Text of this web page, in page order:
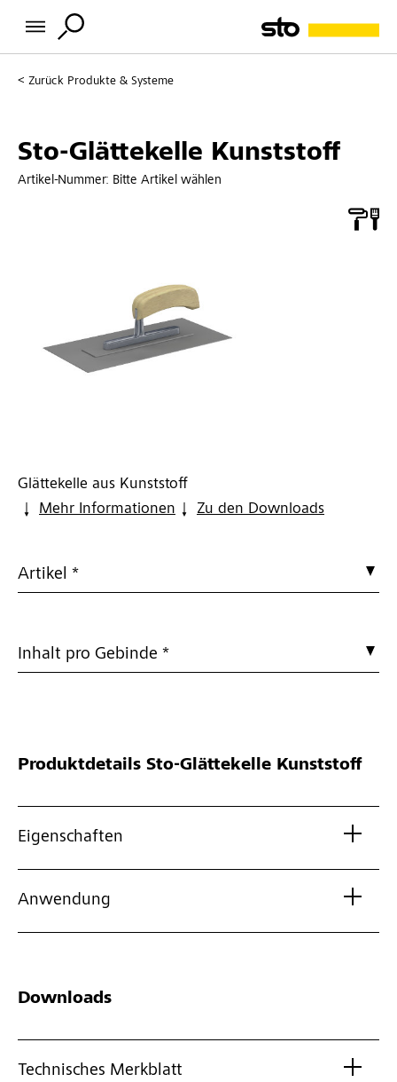
Zurück Produkte & Systeme
Sto-Glättekelle Kunststoff
Artikel-Nummer: Bitte Artikel wählen
Glättekelle aus Kunststoff
Mehr Informationen
Zu den Downloads
Artikel *
Inhalt pro Gebinde *
Produktdetails Sto-Glättekelle Kunststoff
Eigenschaften
Anwendung
Downloads
Technisches Merkblatt